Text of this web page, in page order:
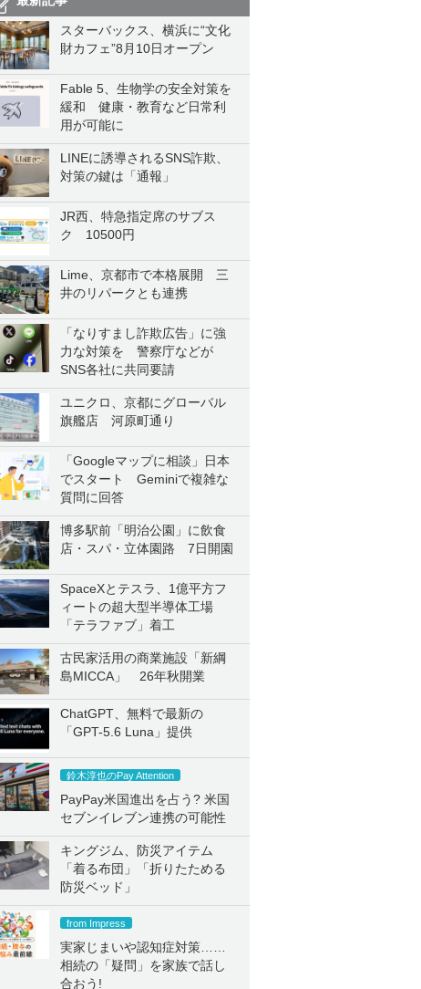
スターバックス、横浜に“文化
財カフェ”8月10日オープン
Fable 5、生物学の安全対策を
緩和 健康・教育など日常利
用が可能に
LINEに誘導されるSNS詐欺、
対策の鍵は「通報」
JR西、特急指定席のサブス
ク 10500円
Lime、京都市で本格展開 三
井のリパークとも連携
「なりすまし詐欺広告」に強
力な対策を 警察庁などが
SNS各社に共同要請
ユニクロ、京都にグローバル
旗艦店 河原町通り
「Googleマップに相談」日本
でスタート Geminiで複雑な
質問に回答
博多駅前「明治公園」に飲食
店・スパ・立体園路 7日開園
SpaceXとテスラ、1億平方フ
ィートの超大型半導体工場
「テラファブ」着工
古民家活用の商業施設「新綱
島MICCA」 26年秋開業
ChatGPT、無料で最新の
「GPT-5.6 Luna」提供
鈴木淳也のPay Attention
PayPay米国進出を占う? 米国
セブンイレブン連携の可能性
キングジム、防災アイテム
「着る布団」「折りたためる
防災ベッド」
from Impress
実家じまいや認知症対策……
相続の「疑問」を家族で話し
合おう!